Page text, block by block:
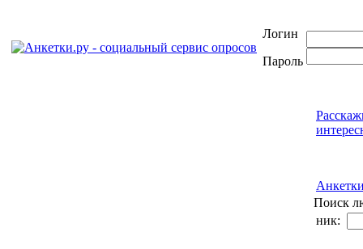
Логин
Пароль
Поиск
ник: